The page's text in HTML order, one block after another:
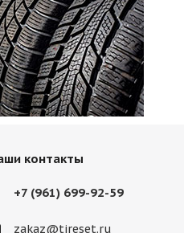
контакты
+7 (961) 699-92-59
zakaz@tireset.ru